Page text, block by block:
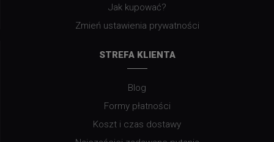
Jak kupować?
Zmień ustawienia prywatności
STREFA KLIENTA
Blog
Formy płatności
Koszt i czas dostawy